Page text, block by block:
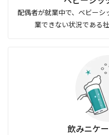
配偶者が就業中で、ベビー
業できない状況である
飲みニケ